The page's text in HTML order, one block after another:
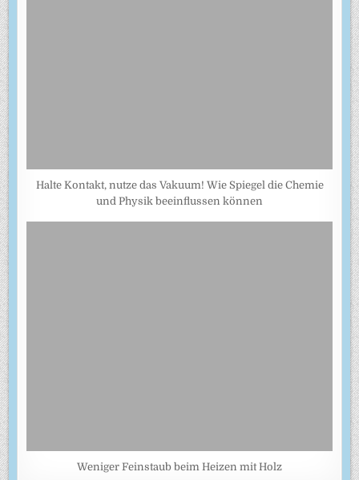
Halte Kontakt, nutze das Vakuum! Wie Spiegel die Chemie
und Physik beeinflussen können
Weniger Feinstaub beim Heizen mit Holz